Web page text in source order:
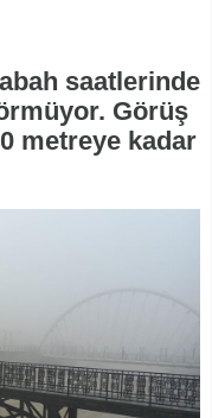
saatlerinde
Görüş
metreye kadar